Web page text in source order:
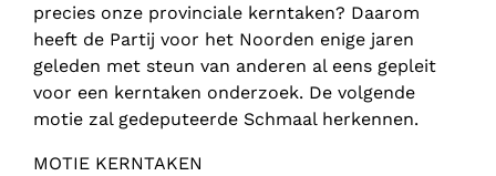
precies onze provinciale kerntaken? Daarom
heeft de Partij voor het Noorden enige jaren
geleden met steun van anderen al eens gepleit
voor een kerntaken onderzoek. De volgende
motie zal gedeputeerde Schmaal herkennen.
MOTIE KERNTAKEN